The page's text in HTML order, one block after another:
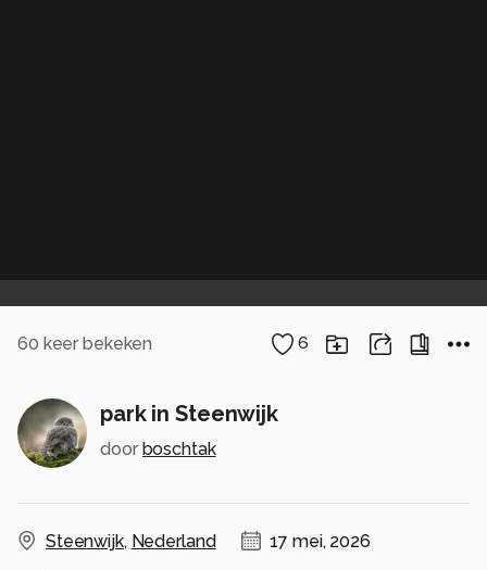
60 keer bekeken 6
park in Steenwijk
door boschtak
Steenwijk, Nederland 17 mei, 2026